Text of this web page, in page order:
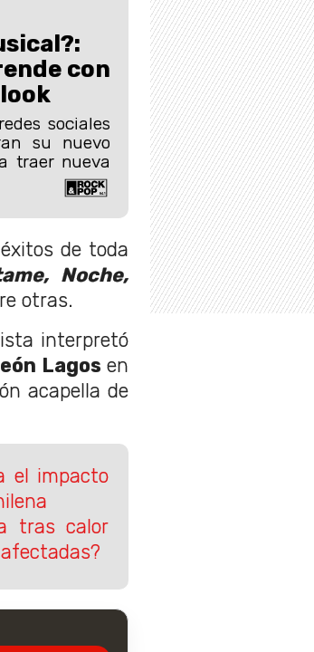
con
sociales
su nuevo
traer nueva
de toda
Noche,
otras.
interpretó
Lagos en
acapella de
el impacto
tras calor